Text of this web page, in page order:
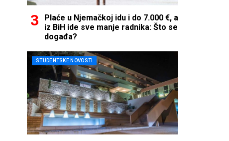
Plaće u Njemačkoj idu i do 7.000 €, a
iz BiH ide sve manje radnika: Što se
događa?
STUDENTSKE NOVOSTI